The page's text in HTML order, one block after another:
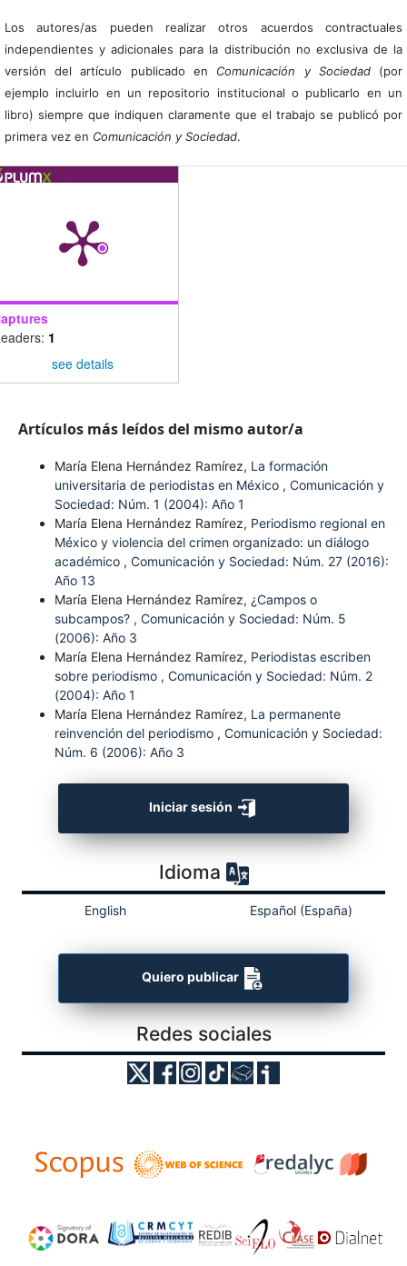
Los autores/as pueden realizar otros acuerdos contractuales
independientes y adicionales para la distribución no exclusiva de la
versión del artículo publicado en Comunicación y Sociedad(por
ejemplo incluirlo en un repositorio institucional o publicarlo en un
libro) siempre que indiquen claramente que el trabajo se publicó por
primera vez en Comunicación y Sociedad.
1
see details
Artículos más leídos del mismo autor/a
María Elena Hernández Ramírez, La formación
universitaria de periodistas en México , Comunicación y
Sociedad: Núm. 1 (2004): Año 1
María Elena Hernández Ramírez, Periodismo regional en
México y violencia del crimen organizado: un diálogo
académico , Comunicación y Sociedad: Núm. 27 (2016):
Año 13
María Elena Hernández Ramírez, ¿Campos o
subcampos? , Comunicación y Sociedad: Núm. 5
(2006): Año 3
María Elena Hernández Ramírez, Periodistas escriben
sobre periodismo , Comunicación y Sociedad: Núm. 2
(2004): Año 1
María Elena Hernández Ramírez, La permanente
reinvención del periodismo , Comunicación y Sociedad:
Núm. 6 (2006): Año 3
Iniciar sesión
Idioma
English Español (España)
Quiero publicar
Redes sociales